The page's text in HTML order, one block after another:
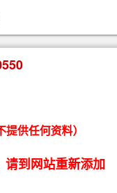
供任何资料）
请到网站重新添加